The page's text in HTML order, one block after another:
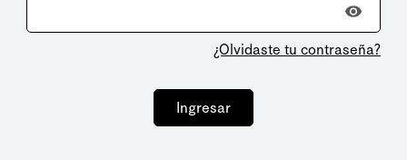
¿Olvidaste tu contraseña?
Ingresar